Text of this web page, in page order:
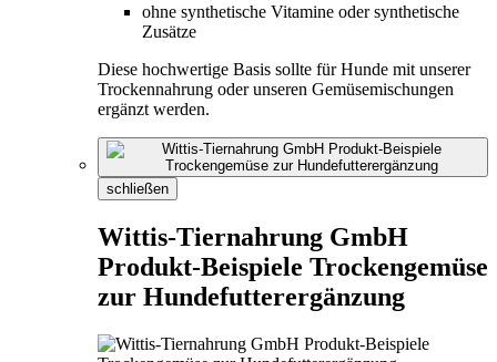
ohne synthetische Vitamine oder synthetische
Zusätze
Diese hochwertige Basis sollte für Hunde mit unserer
Trockennahrung oder unseren Gemüsemischungen
ergänzt werden.
schließen
Wittis-Tiernahrung GmbH
Produkt-Beispiele Trockengemüse
zur Hundefutterergänzung